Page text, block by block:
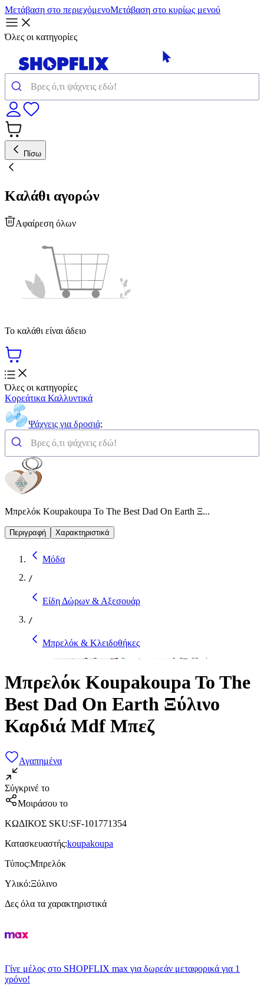
Μετάβαση στο περιεχόμενοΜετάβαση στο κυρίως μενού
Όλες οι κατηγορίες
Πίσω
Καλάθι αγορών
Αφαίρεση όλων
Το καλάθι είναι άδειο
Όλες οι κατηγορίες
Κορεάτικα Καλλυντικά
Ψάχνεις για δροσιά;
Μπρελόκ Koupakoupa To The Best Dad On Earth Ξ...
Περιγραφή Χαρακτηριστικά
Μόδα
/
Είδη Δώρων & Αξεσουάρ
/
Μπρελόκ & Κλειδοθήκες
Μπρελόκ Koupakoupa To The
Best Dad On Earth Ξύλινο
Καρδιά Mdf Μπεζ
Αγαπημένα
Σύγκρινέ το
Μοιράσου το
ΚΩΔΙΚΟΣ SKU:SF-101771354
Κατασκευαστής:koupakoupa
Τύπος:Μπρελόκ
Υλικό:Ξύλινο
Δες όλα τα χαρακτηριστικά
Γίνε μέλος στο SHOPFLIX max για δωρεάν μεταφορικά για 1
χρόνο!